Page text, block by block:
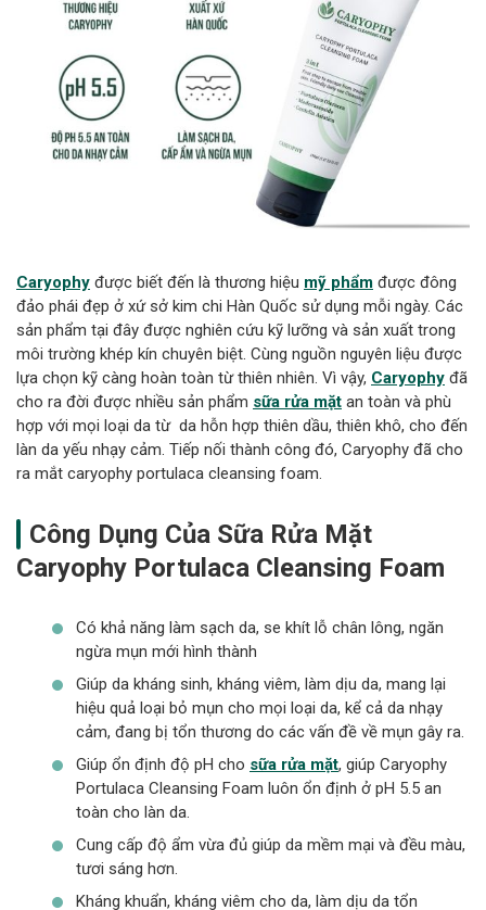
Caryophy được biết đến là thương hiệu mỹ phẩm được đông
đảo phái đẹp ở xứ sở kim chi Hàn Quốc sử dụng mỗi ngày. Các
sản phẩm tại đây được nghiên cứu kỹ lưỡng và sản xuất trong
môi trường khép kín chuyên biệt. Cùng nguồn nguyên liệu được
lựa chọn kỹ càng hoàn toàn từ thiên nhiên. Vì vậy, Caryophy đã
cho ra đời được nhiều sản phẩm sữa rửa mặt an toàn và phù
hợp với mọi loại da từ da hỗn hợp thiên dầu, thiên khô, cho đến
làn da yếu nhạy cảm. Tiếp nối thành công đó, Caryophy đã cho
ra mắt caryophy portulaca cleansing foam.
Công Dụng Của Sữa Rửa Mặt
Caryophy Portulaca Cleansing Foam
Có khả năng làm sạch da, se khít lỗ chân lông, ngăn
ngừa mụn mới hình thành
Giúp da kháng sinh, kháng viêm, làm dịu da, mang lại
hiệu quả loại bỏ mụn cho mọi loại da, kể cả da nhạy
cảm, đang bị tổn thương do các vấn đề về mụn gây ra.
Giúp ổn định độ pH cho sữa rửa mặt, giúp Caryophy
Portulaca Cleansing Foam luôn ổn định ở pH 5.5 an
toàn cho làn da.
Cung cấp độ ẩm vừa đủ giúp da mềm mại và đều màu,
tươi sáng hơn.
Kháng khuẩn, kháng viêm cho da, làm dịu da tổn